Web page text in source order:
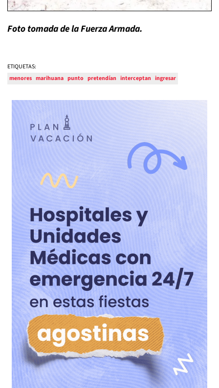
Foto tomada de la Fuerza Armada.
ETIQUETAS:
menores marihuana punto pretendían interceptan ingresar